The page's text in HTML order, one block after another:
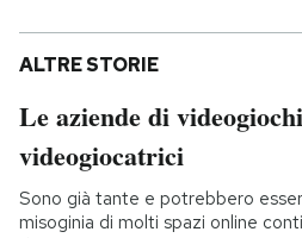
ALTRE STORIE
Le aziende di
videogiocatrici
Sono già tante e potrebbero
misoginia di molti spazi online